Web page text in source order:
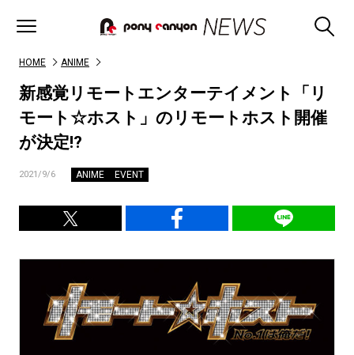
HOME ANIME
新感覚リモートエンターテイメント「リ
モート☆ホスト」のリモートホスト開催
が決定!?
2021/9/6 ANIME EVENT